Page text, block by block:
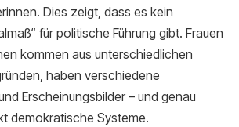
Dies zeigt, dass es kein
für politische Führung gibt. Frauen
kommen aus unterschiedlichen
haben verschiedene
Erscheinungsbilder – und genau
demokratische Systeme.